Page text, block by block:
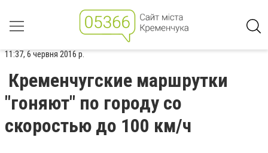
11:37, 6 червня 2016 р.
Кременчугские маршрутки
"гоняют" по городу со
скоростью до 100 км/ч